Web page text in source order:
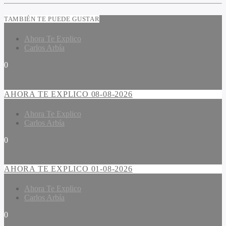
TAMBIÉN TE PUEDE GUSTAR
Ahora Te Explico
Carlos Arbía
0
AHORA TE EXPLICO 08-08-2026
Ahora Te Explico
Carlos Arbía
0
AHORA TE EXPLICO 01-08-2026
Ahora Te Explico
Carlos Arbía
0